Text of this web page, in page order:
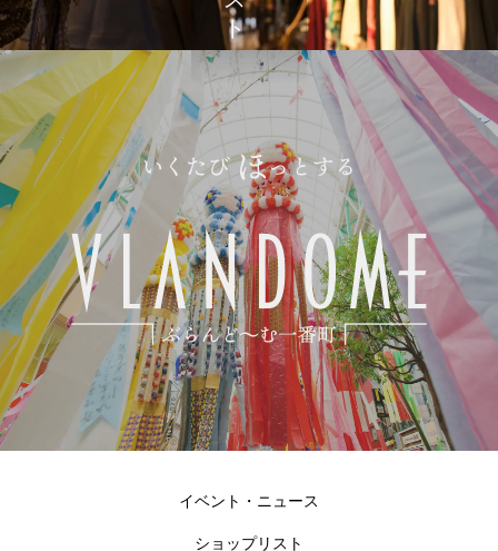
イベント・ニュース
ショップリスト